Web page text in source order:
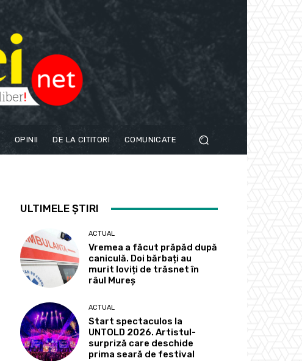
OPINII DE LA CITITORI COMUNICATE
ULTIMELE ȘTIRI
ACTUAL
Vremea a făcut prăpăd după
caniculă. Doi bărbați au
murit loviți de trăsnet în
râul Mureș
ACTUAL
Start spectaculos la
UNTOLD 2026. Artistul-
surpriză care deschide
prima seară de festival